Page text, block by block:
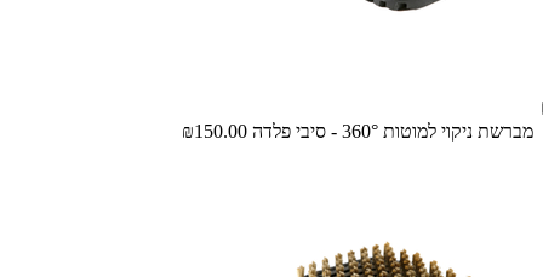
מברשת ניקוי למוטות 360° - סיבי פלדה ₪150.00